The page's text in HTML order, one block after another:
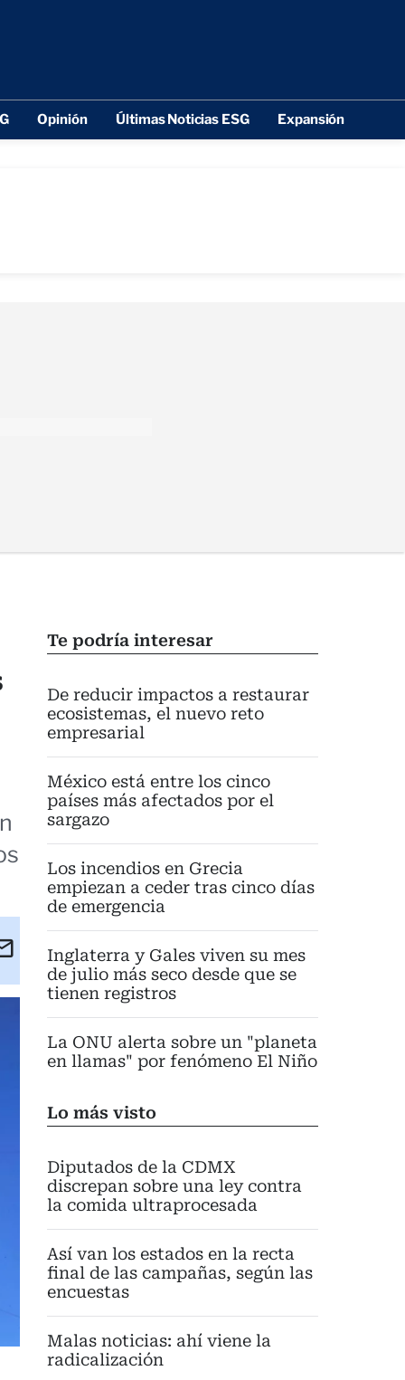
Opinión Últimas Noticias ESG Expansión
Te podría interesar
De reducir impactos a restaurar
ecosistemas, el nuevo reto
empresarial
México está entre los cinco
países más afectados por el
sargazo
Los incendios en Grecia
empiezan a ceder tras cinco días
de emergencia
Inglaterra y Gales viven su mes
de julio más seco desde que se
tienen registros
La ONU alerta sobre un "planeta
en llamas" por fenómeno El Niño
Lo más visto
Diputados de la CDMX
discrepan sobre una ley contra
la comida ultraprocesada
Así van los estados en la recta
final de las campañas, según las
encuestas
Malas noticias: ahí viene la
radicalización
Email